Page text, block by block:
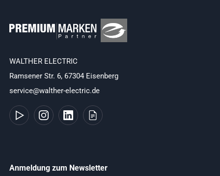
WALTHER ELECTRIC
Ramsener Str. 6, 67304 Eisenberg
service@walther-electric.de
Anmeldung zum Newsletter